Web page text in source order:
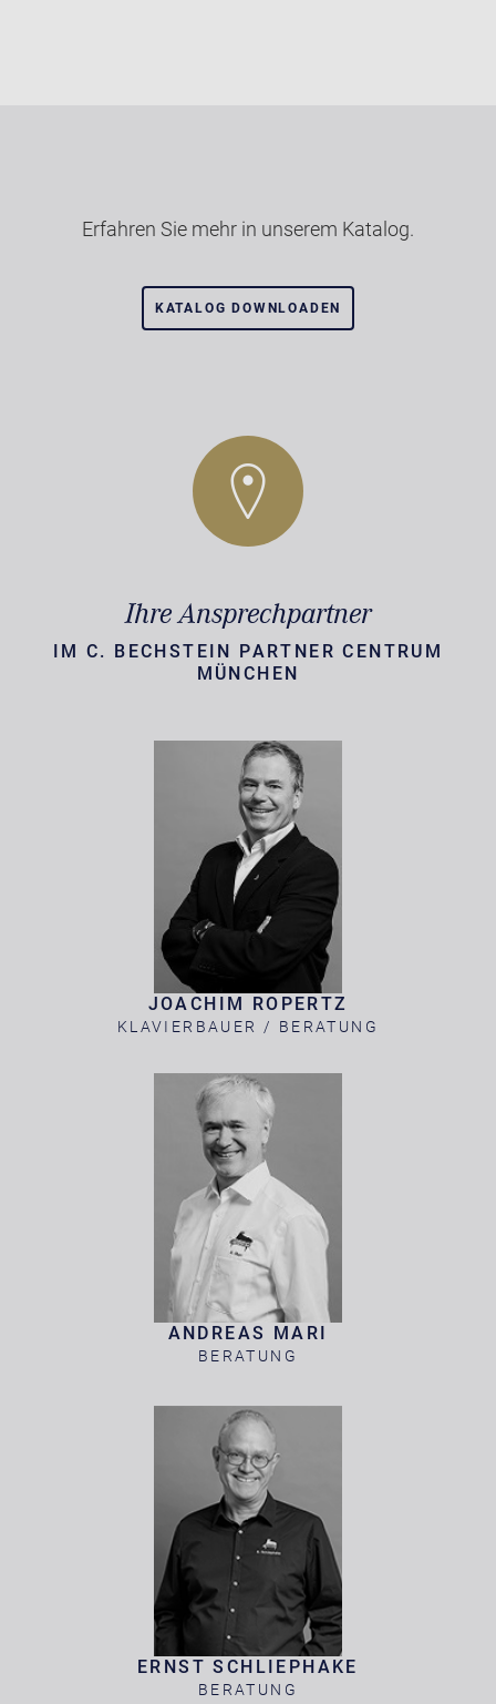
Erfahren Sie mehr in unserem Katalog.
KATALOG DOWNLOADEN
Ihre Ansprechpartner
IM C. BECHSTEIN PARTNER CENTRUM
MÜNCHEN
JOACHIM ROPERTZ
KLAVIERBAUER / BERATUNG
ANDREAS MARI
BERATUNG
ERNST SCHLIEPHAKE
BERATUNG